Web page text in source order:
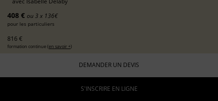
408 € ou 3 x 136€
pour les particuliers
816 €
formation continue (en savoir +)
DEMANDER UN DEVIS
S'INSCRIRE EN LIGNE